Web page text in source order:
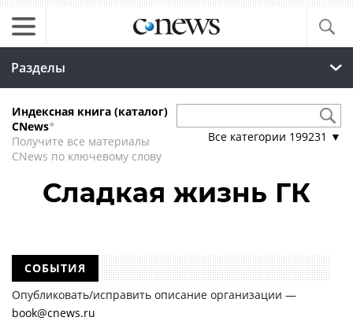
Разделы
Индексная книга (каталог)
CNews*
Получите все материалы
CNews по ключевому слову
Все категории 199231 ▼
Сладкая жизнь ГК
СОБЫТИЯ
Опубликовать/исправить описание организации —
book@cnews.ru